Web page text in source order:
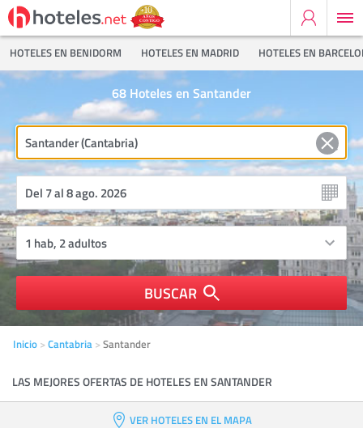
HOTELES EN BENIDORM HOTELES EN MADRID HOTELES EN
Hoteles en Santander
68
BUSCAR
Inicio Cantabria Santander
LAS MEJORES OFERTAS DE HOTELES EN SANTANDER
VER HOTELES EN EL MAPA